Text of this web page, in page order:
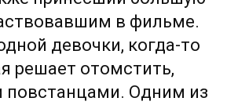
в фильме.
девочки, когда-то
решает отомстить,
Одним из